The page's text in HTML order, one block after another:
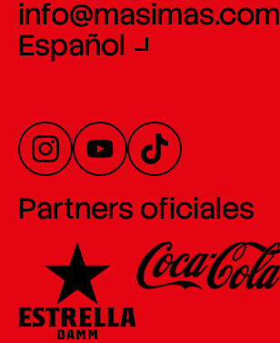
info@masimas.com
Español
Partners oficiales